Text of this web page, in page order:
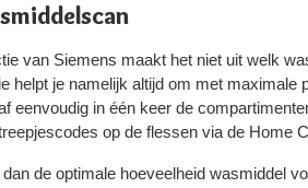
van Siemens maakt het niet uit welk
helpt je namelijk altijd om met maximale
eenvoudig in één keer de
op de flessen via de Home
de optimale hoeveelheid wasmiddel